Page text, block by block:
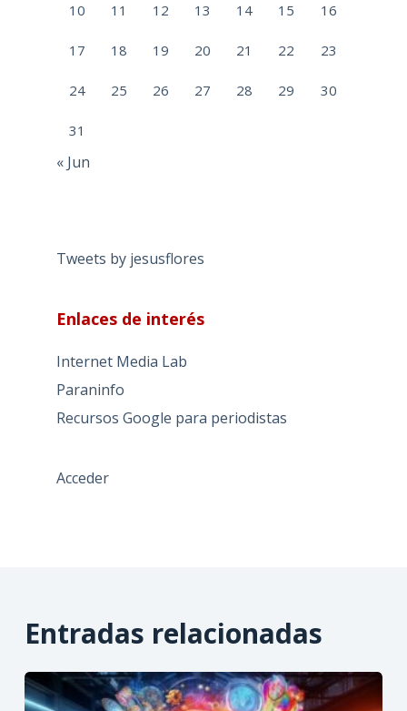
10 11 12 13 14 15 16
17 18 19 20 21 22 23
24 25 26 27 28 29 30
31
« Jun
Tweets by jesusflores
Enlaces de interés
Internet Media Lab
Paraninfo
Recursos Google para periodistas
Acceder
Entradas relacionadas